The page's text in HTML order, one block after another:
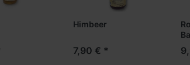
Himbeer
7,90 € *